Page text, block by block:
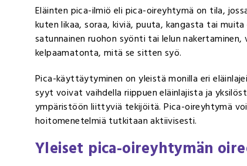
Eläinten pica-ilmiö eli pica-oireyhtymä on tila,
kuten likaa, soraa, kiviä, puuta, kangasta tai
satunnainen ruohon syönti tai lelun
kelpaamatonta, mitä se sitten syö.
Pica-käyttäytyminen on yleistä monilla eri
syyt voivat vaihdella riippuen eläinlajista ja
ympäristöön liittyviä tekijöitä. Pica-oireyhtymä
hoitomenetelmiä tutkitaan aktiivisesti.
Yleiset pica-oireyhtymän